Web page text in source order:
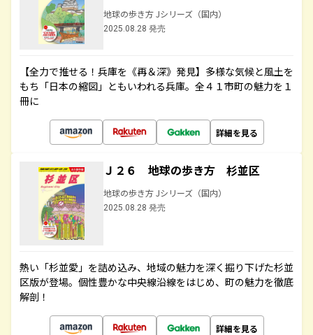
地球の歩き方 Jシリーズ（国内）
2025.08.28 発売
【全力で推せる！兵庫を《再＆深》発見】多様な気候と風土を
もち「日本の縮図」ともいわれる兵庫。全４１市町の魅力を１
冊に
詳細を見る
Ｊ２６ 地球の歩き方 杉並区
地球の歩き方 Jシリーズ（国内）
2025.08.28 発売
熱い「杉並愛」を詰め込み、地域の魅力を深く掘り下げた杉並
区版が登場。個性豊かな中央線沿線をはじめ、町の魅力を徹底
解剖！
詳細を見る